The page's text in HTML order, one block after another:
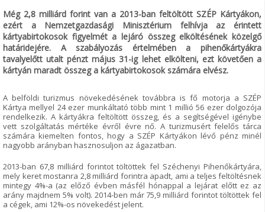
Még 2,8 milliárd forint van a 2013-ban feltöltött SZÉP Kártyákon,
ezért a Nemzetgazdasági Minisztérium felhívja az érintett
kártyabirtokosok figyelmét a lejáró összeg elköltésének közelgő
határidejére. A szabályozás értelmében a pihenőkártyákra
tavalyelőtt utalt pénzt május 31-ig lehet elkölteni, ezt követően a
kártyán maradt összeg a kártyabirtokosok számára elvész.
A belföldi turizmus növekedésének továbbra is fő motorja a SZÉP
Kártya mellyel 24 ezer munkáltató több mint 1 millió 56 ezer dolgozója
rendelkezik. A kártyákra feltöltött összeg, és a segítségével igénybe
vett szolgáltatás mértéke évről évre nő. A turizmusért felelős tárca
számára kiemelten fontos, hogy a SZÉP Kártyákon lévő pénz minél
nagyobb arányban hasznosuljon az ágazatban.
2013-ban 67,8 milliárd forintot töltöttek fel Széchenyi Pihenőkártyára,
mely keret mostanra 2,8 milliárd forintra apadt, ami a teljes feltöltésnek
mintegy 4%-a (az előző évben másfél hónappal a lejárat előtt ez az
arány majdnem 5% volt). 2014-ben már 75,9 milliárd forintot töltöttek fel
a cégek, ami 12%-os növekedést jelent.